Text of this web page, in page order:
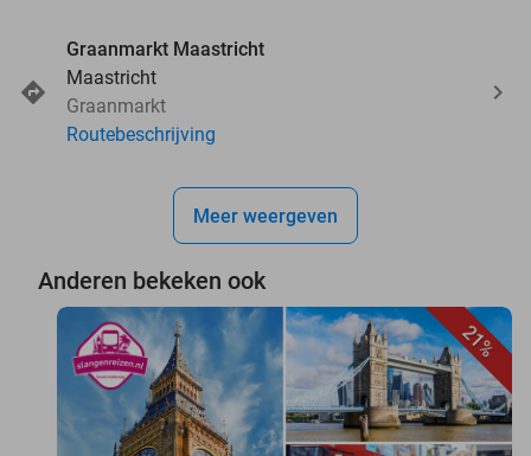
Graanmarkt Maastricht
Maastricht
Graanmarkt
Routebeschrijving
Meer weergeven
Anderen bekeken ook
21%